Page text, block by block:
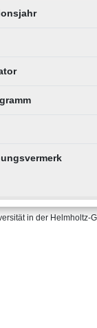
in der Helmholtz-